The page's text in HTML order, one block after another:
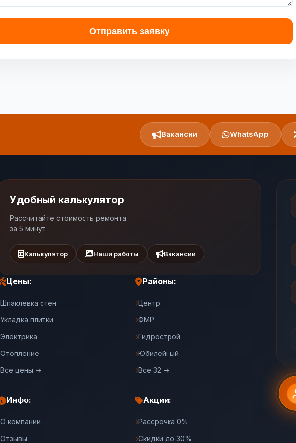
Отправить заявку
Вакансии WhatsApp
Удобный калькулятор
Рассчитайте стоимость ремонта
за 5 минут
Калькулятор Наши работы Вакансии
Цены:
Шпаклевка стен
Укладка плитки
Электрика
Отопление
Все цены →
Районы:
Центр
ФМР
Гидрострой
Юбилейный
Все 32 →
Инфо:
О компании
Отзывы
Акции:
Рассрочка 0%
Скидки до 30%